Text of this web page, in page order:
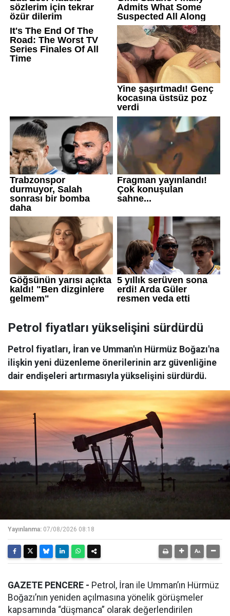
Petrol fiyatları yükselişini sürdürdü
Petrol fiyatları, İran ve Umman'ın Hürmüz Boğazı'na
ilişkin yeni düzenleme önerilerinin arz güvenliğine
dair endişeleri artırmasıyla yükselişini sürdürdü.
Yayınlanma: 07/08/2026 08:18
GAZETE PENCERE - Petrol, İran ile Umman’ın Hürmüz
Boğazı’nın yeniden açılmasına yönelik görüşmeler
kapsamında “düşmanca” olarak değerlendirilen